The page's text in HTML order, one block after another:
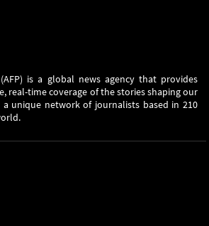
(AFP) is a global news agency that provides
real-time coverage of the stories shaping our
unique network of journalists based in 210